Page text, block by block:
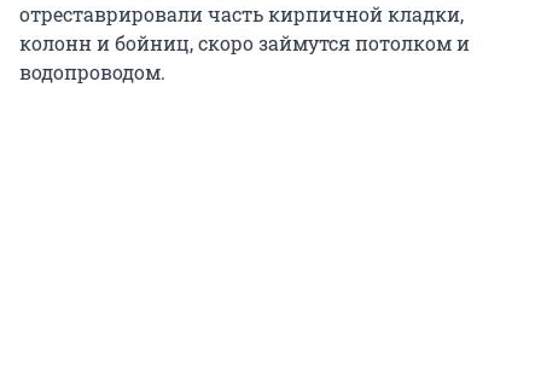
отреставрировали часть кирпичной кладки,
колонн и бойниц, скоро займутся потолком и
водопроводом.